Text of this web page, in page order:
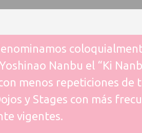
Nanbu el “Ki
menos repeticiones de
y Stages con más
vigentes.